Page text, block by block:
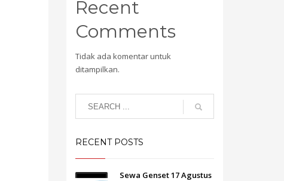
Recent
Comments
Tidak ada komentar untuk
ditampilkan.
RECENT POSTS
Sewa Genset 17 Agustus